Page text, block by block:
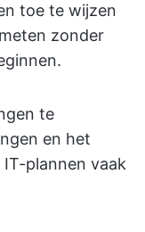
toe te wijzen
zonder
te
en het
plannen vaak